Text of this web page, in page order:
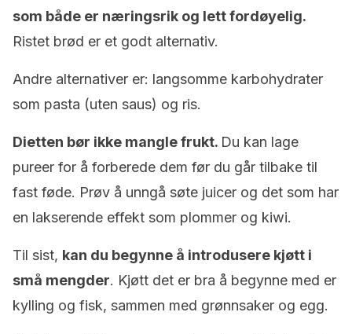
som både er næringsrik og lett fordøyelig.
Ristet brød er et godt alternativ.
Andre alternativer er: langsomme karbohydrater
som pasta (uten saus) og ris.
Dietten bør ikke mangle frukt. Du kan lage
pureer for å forberede dem før du går tilbake til
fast føde. Prøv å unngå søte juicer og det som har
en lakserende effekt som plommer og kiwi.
Til sist, kan du begynne å introdusere kjøtt i
små mengder. Kjøtt det er bra å begynne med er
kylling og fisk, sammen med grønnsaker og egg.